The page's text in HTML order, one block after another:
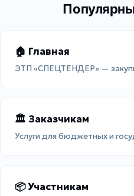
🏠 Главная
ЭТП «СПЕЦТЕНДЕР» —
🏛 Заказчикам
Услуги для бюджетных и
📦 Участникам